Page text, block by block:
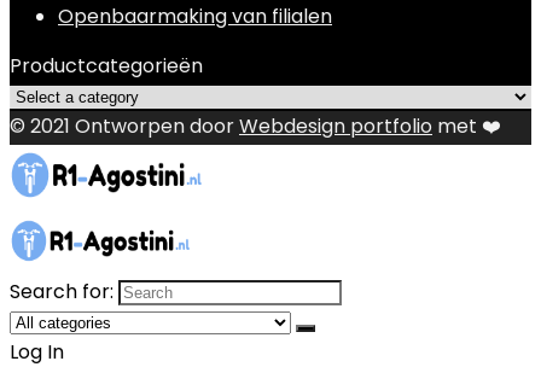
Openbaarmaking van filialen
Productcategorieën
© 2021 Ontworpen doorWebdesign portfolio met ❤️
Search for:
Log In